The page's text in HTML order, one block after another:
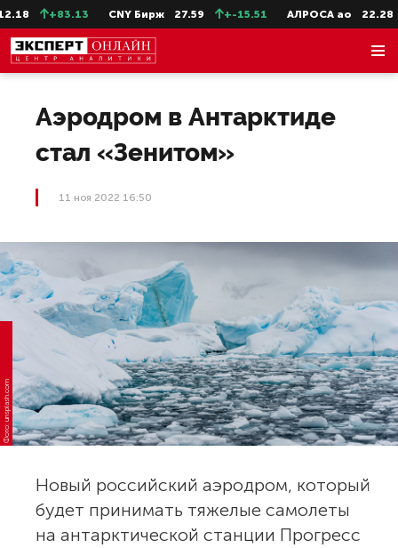
+83.13 CNY Бирж 27.59 +-15.51 АЛРОСА ао 22.28
Аэродром в Антарктиде
стал «Зенитом»
11 ноя 2022 16:50
Фото: unsplash.com
Новый российский аэродром, который
будет принимать тяжелые самолеты
на антарктической станции Прогресс